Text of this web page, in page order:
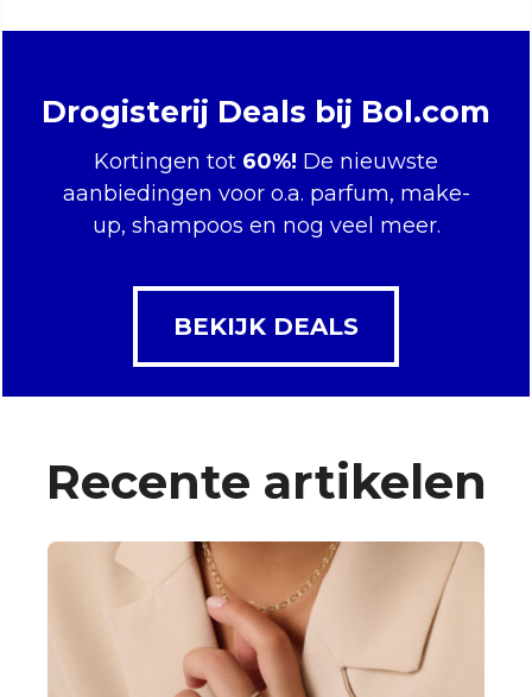
Drogisterij Deals bij Bol.com
Kortingen tot 60%! De nieuwste
aanbiedingen voor o.a. parfum, make-
up, shampoos en nog veel meer.
BEKIJK DEALS
Recente artikelen